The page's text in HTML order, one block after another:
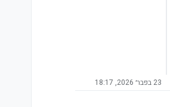
23 בפבר׳ 2026, 18:17